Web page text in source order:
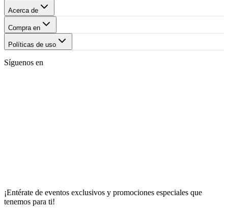
Acerca de
Compra en
Políticas de uso
Síguenos en
¡Entérate de eventos exclusivos y promociones especiales que
tenemos para ti!